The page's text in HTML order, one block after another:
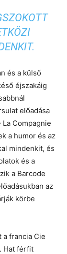
és a külső
éjszakáig
előadása
Compagnie
a humor és az
mindenkit, és
és a
a Barcode
az
körbe
a francia Cie
Hat férfit